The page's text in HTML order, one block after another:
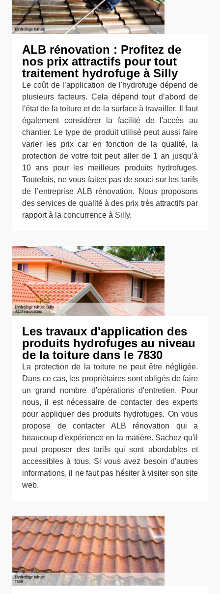
ALB rénovation : Profitez de
nos prix attractifs pour tout
traitement hydrofuge à Silly
Le coût de l’application de l'hydrofuge dépend de
plusieurs facteurs. Cela dépend tout d’abord de
l'état de la toiture et de la surface à travailler. Il faut
également considérer la facilité de l'accès au
chantier. Le type de produit utilisé peut aussi faire
varier les prix car en fonction de la qualité, la
protection de votre toit peut aller de 1 an jusqu’à
10 ans pour les meilleurs produits hydrofuges.
Toutefois, ne vous faites pas de souci sur les tarifs
de l’entreprise ALB rénovation. Nous proposons
des services de qualité à des prix très attractifs par
rapport à la concurrence à Silly.
Les travaux d'application des
produits hydrofuges au niveau
de la toiture dans le 7830
La protection de la toiture ne peut être négligée.
Dans ce cas, les propriétaires sont obligés de faire
un grand nombre d'opérations d'entretien. Pour
nous, il est nécessaire de contacter des experts
pour appliquer des produits hydrofuges. On vous
propose de contacter ALB rénovation qui a
beaucoup d'expérience en la matière. Sachez qu'il
peut proposer des tarifs qui sont abordables et
accessibles à tous. Si vous avez besoin d'autres
informations, il ne faut pas hésiter à visiter son site
web.